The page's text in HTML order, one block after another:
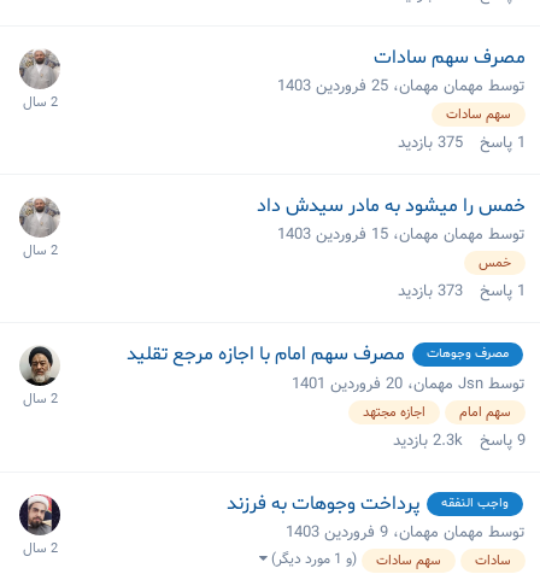
مصرف سهم سادات
توسط مهمان مهمان، 25 فروردین 1403
سهم سادات
1 پاسخ 375بازدید
خمس را میشود به مادر سیدش داد
توسط مهمان مهمان، 15 فروردین 1403
خمس
1 پاسخ 373بازدید
مصرف وجوهات مصرف سهم امام با اجازه مرجع تقلید
توسط Jsn مهمان، 20 فروردین 1401
سهم امام اجازه مجتهد
9پاسخ 2.3kبازدید
واجب النفقه پرداخت وجوهات به فرزند
توسط مهمان مهمان، 9 فروردین 1403
سادات سهم سادات (و 1 مورد دیگر)